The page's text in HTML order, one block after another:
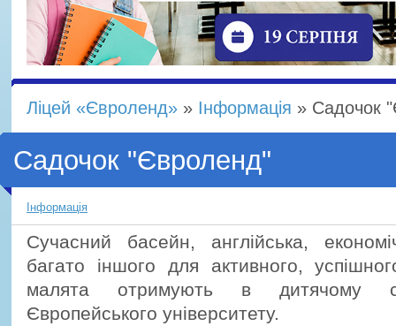
Ліцей «Євроленд» » Інформація » Садочок
Садочок "Євроленд"
Інформація
Сучасний басейн, англійська,
багато іншого для активного,
малята отримують в дитячому
Європейського університету.